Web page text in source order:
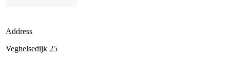
Address
Veghelsedijk 25